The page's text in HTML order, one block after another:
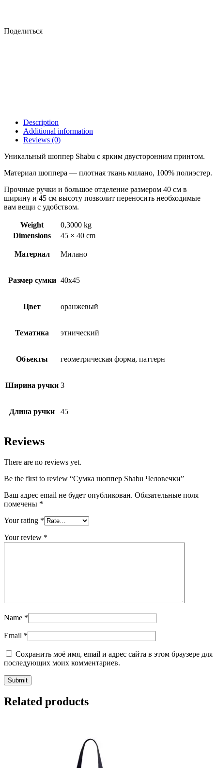
Поделиться
Description
Additional information
Reviews (0)
Уникальный шоппер Shabu с ярким двусторонним принтом.
Материал шоппера — плотная ткань милано, 100% полиэстер.
Прочные ручки и большое отделение размером 40 см в
ширину и 45 см высоту позволит переносить необходимые
вам вещи с удобством.
Weight
0,3000 kg
Dimensions
45 × 40 cm
Материал Милано
Размер сумки 40х45
Цвет оранжевый
Тематика этнический
Объекты геометрическая форма, паттерн
Ширина ручки 3
Длина ручки 45
Reviews
There are no reviews yet.
Be the first to review “Сумка шоппер Shabu Человечки”
Ваш адрес email не будет опубликован. Обязательные поля
помечены *
Your rating *
Your review *
Name *
Email *
Сохранить моё имя, email и адрес сайта в этом браузере для
последующих моих комментариев.
Related products